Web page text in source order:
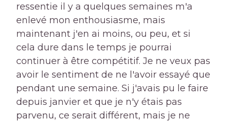
ressentie il y a quelques semaines m'a
enlevé mon enthousiasme, mais
maintenant j'en ai moins, ou peu, et si
cela dure dans le temps je pourrai
continuer à être compétitif. Je ne veux pas
avoir le sentiment de ne l'avoir essayé que
pendant une semaine. Si j'avais pu le faire
depuis janvier et que je n'y étais pas
parvenu, ce serait différent, mais je ne